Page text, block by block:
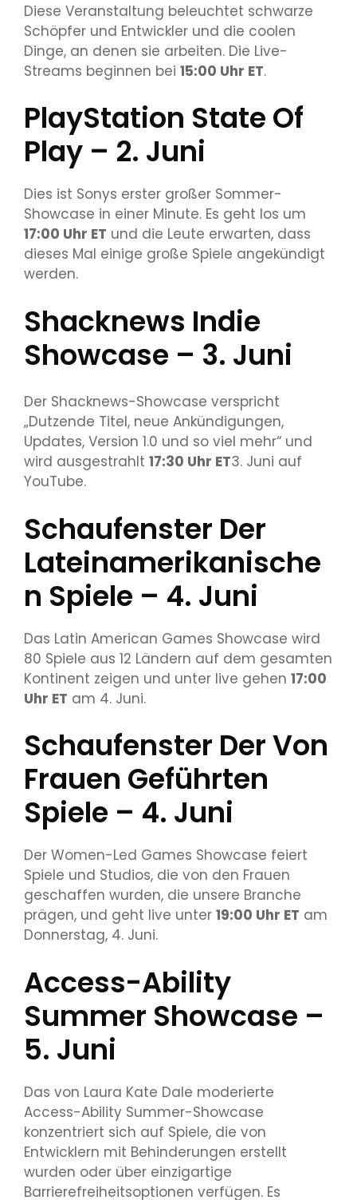
Diese Veranstaltung beleuchtet schwarze
Schöpfer und Entwickler und die coolen
Dinge, an denen sie arbeiten. Die Live-
Streams beginnen bei 15:00 Uhr ET.
PlayStation State Of
Play – 2. Juni
Dies ist Sonys erster großer Sommer-
Showcase in einer Minute. Es geht los um
17:00 Uhr ET und die Leute erwarten, dass
dieses Mal einige große Spiele angekündigt
werden.
Shacknews Indie
Showcase – 3. Juni
Der Shacknews-Showcase verspricht
„Dutzende Titel, neue Ankündigungen,
Updates, Version 1.0 und so viel mehr“ und
wird ausgestrahlt 17:30 Uhr ET3. Juni auf
YouTube.
Schaufenster Der
Lateinamerikanische
N Spiele – 4. Juni
Das Latin American Games Showcase wird
80 Spiele aus 12 Ländern auf dem gesamten
Kontinent zeigen und unter live gehen 17:00
Uhr ET am 4. Juni.
Schaufenster Der Von
Frauen Geführten
Spiele – 4. Juni
Der Women-Led Games Showcase feiert
Spiele und Studios, die von den Frauen
geschaffen wurden, die unsere Branche
prägen, und geht live unter 19:00 Uhr ET am
Donnerstag, 4. Juni.
Access-Ability
Summer Showcase –
5. Juni
Das von Laura Kate Dale moderierte
Access-Ability Summer-Showcase
konzentriert sich auf Spiele, die von
Entwicklern mit Behinderungen erstellt
wurden oder über einzigartige
Barrierefreiheitsoptionen verfügen. Es